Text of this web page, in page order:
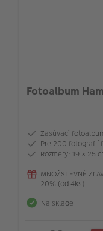
Fotoalbum
Zasúvací
Pre 200 fotografií
Rozmery: 19 × 25
MNOŽSTEVNÉ
20% (od 4ks)
Na sklade